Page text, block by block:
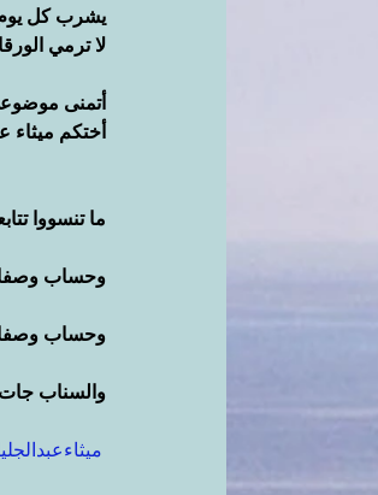
يشرب كل يوم
لا ترمي الورقات
أتمنى
أختكم ميثاء
ما تنسووا
وحساب
وحساب
والسناب جات